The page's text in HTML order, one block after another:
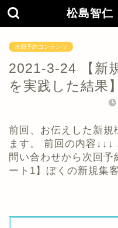
松島智仁
次回予約コンテンツ
2021-3-24 【新
を実践した結果】
前回、お伝えした新規
ます。 前回の内容
問い合わせから次回
ート1】ぼくの新規集